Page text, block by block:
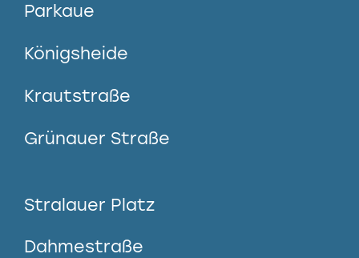
Parkaue
Königsheide
Krautstraße
Grünauer Straße
Stralauer Platz
Dahmestraße